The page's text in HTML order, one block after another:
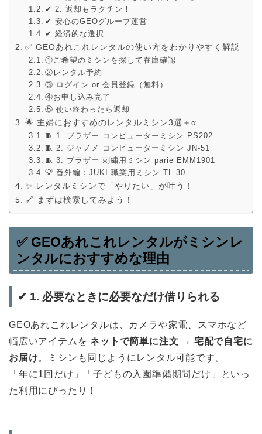
✔ 2. 返却もラクチン！
✔ 安心のGEOグループ運営
✔ 経済的な選択
✅ GEOあれこれレンタルの使い方をわかりやすく解説
①ご希望のミシンを探して在庫確認
②レンタル予約
③ ログイン or 会員登録（無料）
④お申し込み完了
⑤ 使い終わったら返却
🌟 主婦におすすめのレンタルミシン3選＋α
🧵 1. ブラザー コンピューターミシン PS202
🧵 2. ジャノメ コンピューターミシン JN-51
🧵 3. ブラザー 刺繍用ミシン parie EMM1901
💡 番外編：JUKI 職業用ミシン TL-30
✨ レンタルミシンで「やりたい」が叶う！
🔗 まずは検索してみよう！
✅ GEOあれこれレンタルがミシンレ
ンタルにおすすめな理由
✔ 1. 必要なときに必要なだけ借りられる
GEOあれこれレンタルは、カメラや家電、スマホなど
幅広いアイテムをネットで簡単に注文 → 宅配で自宅に
お届け。ミシンも同じようにレンタル可能です。
「年に1回だけ」「子どもの入園準備期間だけ」といっ
た利用にぴったり！